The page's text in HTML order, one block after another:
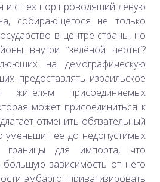
и с тех пор проводящий левую
собирающегося не только
в центре страны, но
внутри “зелёной черты”?
на демографическую
предоставлять израильское
жителям присоединяемых
может присоединиться к
отменить обязательный
её до недопустимых
границы для импорта, что
зависимость от него
эмбарго, приватизировать